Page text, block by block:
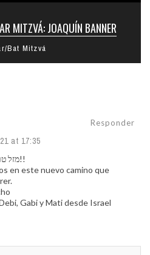
MITZVÁ: JOAQUÍN BANNER
Bat Mitzvá
at 17:35
Responder
Querido Keanu, מזל טוב!!
en este nuevo camino que
Gabi y Mati desde Israel